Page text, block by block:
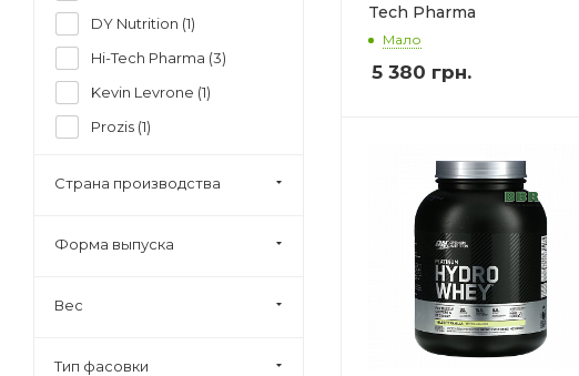
Tech Pharma
Мало
5 380 грн.
DY Nutrition (1)
Hi-Tech Pharma (3)
Kevin Levrone (1)
Prozis (1)
Scitec Nutrition (
Страна производства
Форма выпуска
Вес
Тип фасовки